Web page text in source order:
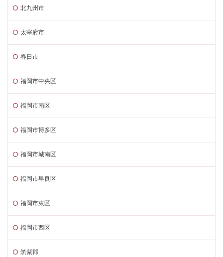
北九州市
太宰府市
春日市
福岡市中央区
福岡市南区
福岡市博多区
福岡市城南区
福岡市早良区
福岡市東区
福岡市西区
筑紫郡